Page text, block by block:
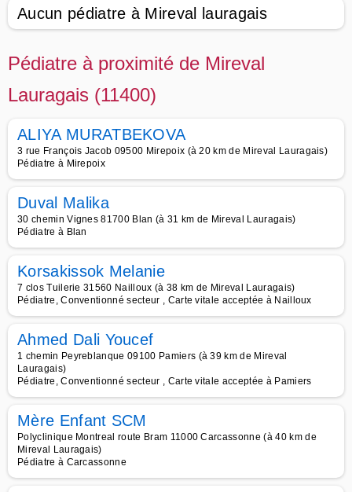
Aucun pédiatre à Mireval lauragais
Pédiatre à proximité de Mireval
Lauragais (11400)
ALIYA MURATBEKOVA
3 rue François Jacob 09500 Mirepoix (à 20 km de Mireval Lauragais)
Pédiatre à Mirepoix
Duval Malika
30 chemin Vignes 81700 Blan (à 31 km de Mireval Lauragais)
Pédiatre à Blan
Korsakissok Melanie
7 clos Tuilerie 31560 Nailloux (à 38 km de Mireval Lauragais)
Pédiatre, Conventionné secteur , Carte vitale acceptée à Nailloux
Ahmed Dali Youcef
1 chemin Peyreblanque 09100 Pamiers (à 39 km de Mireval
Lauragais)
Pédiatre, Conventionné secteur , Carte vitale acceptée à Pamiers
Mère Enfant SCM
Polyclinique Montreal route Bram 11000 Carcassonne (à 40 km de
Mireval Lauragais)
Pédiatre à Carcassonne